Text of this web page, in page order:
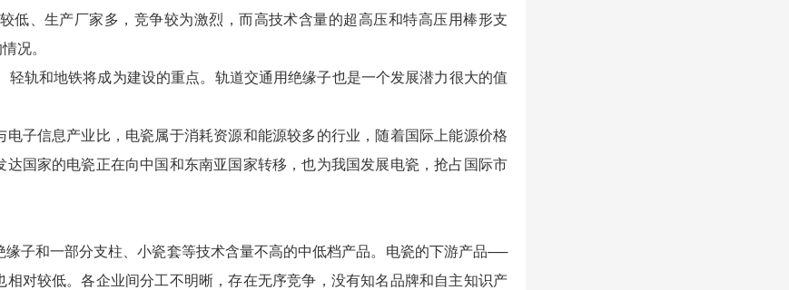
低、生产厂家多，竞争较为激烈，而高技术含量的超高压和特高压用棒形支
况。
轨和地铁将成为建设的重点。轨道交通用绝缘子也是一个发展潜力很大的值
子信息产业比，电瓷属于消耗资源和能源较多的行业，随着国际上能源价格
国家的电瓷正在向中国和东南亚国家转移，也为我国发展电瓷，抢占国际市
子和一部分支柱、小瓷套等技术含量不高的中低档产品。电瓷的下游产品──
对较低。各企业间分工不明晰，存在无序竞争，没有知名品牌和自主知识产